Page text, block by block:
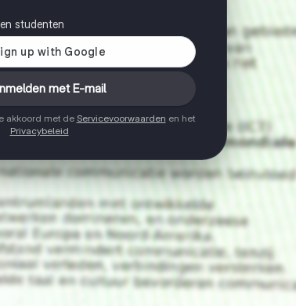
studenten
met E-mail
akkoord met de Servicevoorwaarden en het
Privacybeleid